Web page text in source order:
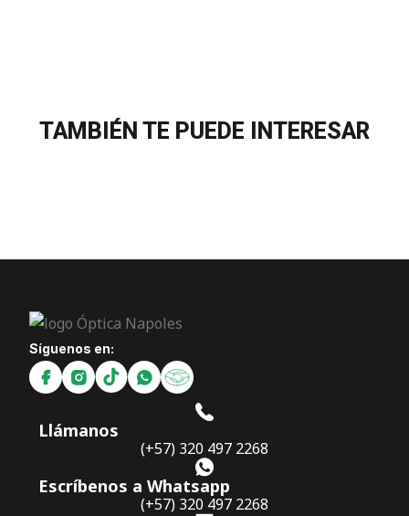
TAMBIÉN TE PUEDE INTERESAR
Síguenos en:
Llámanos
(+57) 320 497 2268
Escríbenos a Whatsapp
(+57) 320 497 2268